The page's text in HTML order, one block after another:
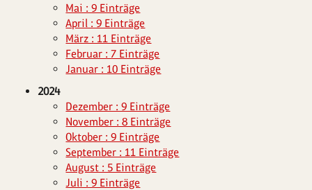
Mai : 9 Einträge
April : 9 Einträge
März : 11 Einträge
Februar : 7 Einträge
Januar : 10 Einträge
2024
Dezember : 9 Einträge
November : 8 Einträge
Oktober : 9 Einträge
September : 11 Einträge
August : 5 Einträge
Juli : 9 Einträge